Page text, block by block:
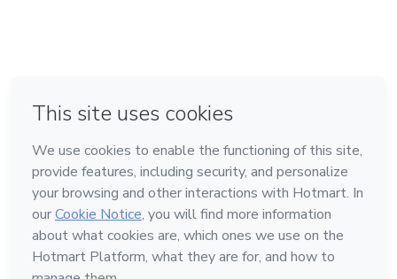
Feito com ❤ em Bogotá
Conheça a Hotmart
Idioma